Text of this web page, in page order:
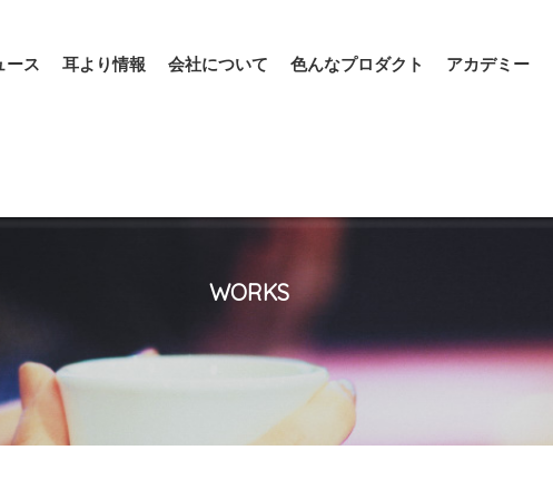
ース 耳より情報 会社について 色んなプロダクト アカデミー
WORKS